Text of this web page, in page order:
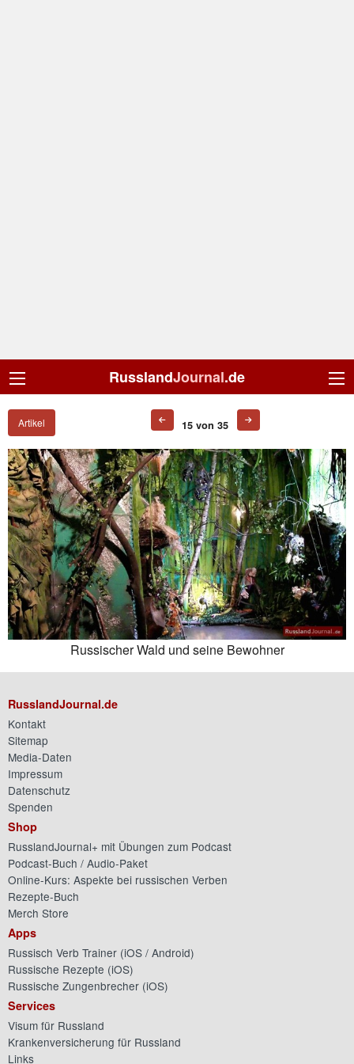
RusslandJournal.de
Artikel 15 von 35
Russischer Wald und seine Bewohner
RusslandJournal.de
Kontakt
Sitemap
Media-Daten
Impressum
Datenschutz
Spenden
Shop
RusslandJournal+ mit Übungen zum Podcast
Podcast-Buch / Audio-Paket
Online-Kurs: Aspekte bei russischen Verben
Rezepte-Buch
Merch Store
Apps
Russisch Verb Trainer (iOS / Android)
Russische Rezepte (iOS)
Russische Zungenbrecher (iOS)
Services
Visum für Russland
Krankenversicherung für Russland
Links